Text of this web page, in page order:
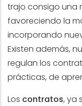
trajo consigo una
favoreciendo la
incorporando
Existen además,
regulan los
prácticas, de
Los contratos, ya